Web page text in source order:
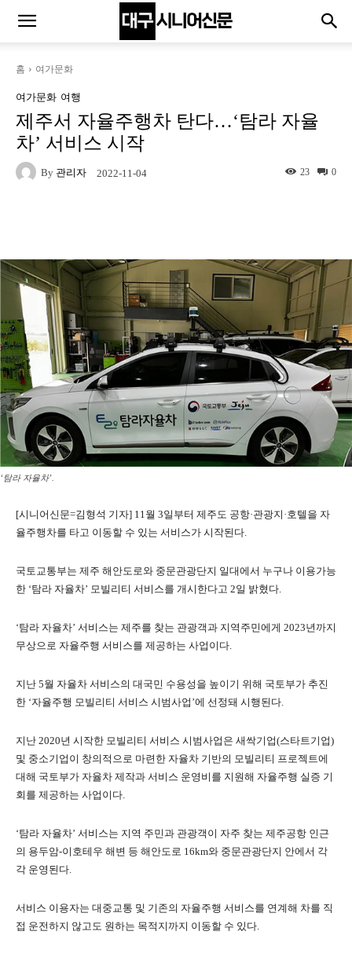
홈 여가문화
여가문화 여행
제주서 자율주행차 탄다…‘탐라 자율
차’ 서비스 시작
By 관리자 2022-11-04 0
23
‘탐라 자율차’.
[시니어신문=김형석 기자] 11월 3일부터 제주도 공항·관광지·호텔을 자
율주행차를 타고 이동할 수 있는 서비스가 시작된다.
국토교통부는 제주 해안도로와 중문관광단지 일대에서 누구나 이용가능
한 ‘탐라 자율차’ 모빌리티 서비스를 개시한다고 2일 밝혔다.
‘탐라 자율차’ 서비스는 제주를 찾는 관광객과 지역주민에게 2023년까지
무상으로 자율주행 서비스를 제공하는 사업이다.
지난 5월 자율차 서비스의 대국민 수용성을 높이기 위해 국토부가 추진
한 ‘자율주행 모빌리티 서비스 시범사업’에 선정돼 시행된다.
지난 2020년 시작한 모빌리티 서비스 시범사업은 새싹기업(스타트기업)
및 중소기업이 창의적으로 마련한 자율차 기반의 모빌리티 프로젝트에
대해 국토부가 자율차 제작과 서비스 운영비를 지원해 자율주행 실증 기
회를 제공하는 사업이다.
‘탐라 자율차’ 서비스는 지역 주민과 관광객이 자주 찾는 제주공항 인근
의 용두암-이호테우 해변 등 해안도로 16km와 중문관광단지 안에서 각
각 운영된다.
서비스 이용자는 대중교통 및 기존의 자율주행 서비스를 연계해 차를 직
접 운전하지 않고도 원하는 목적지까지 이동할 수 있다.